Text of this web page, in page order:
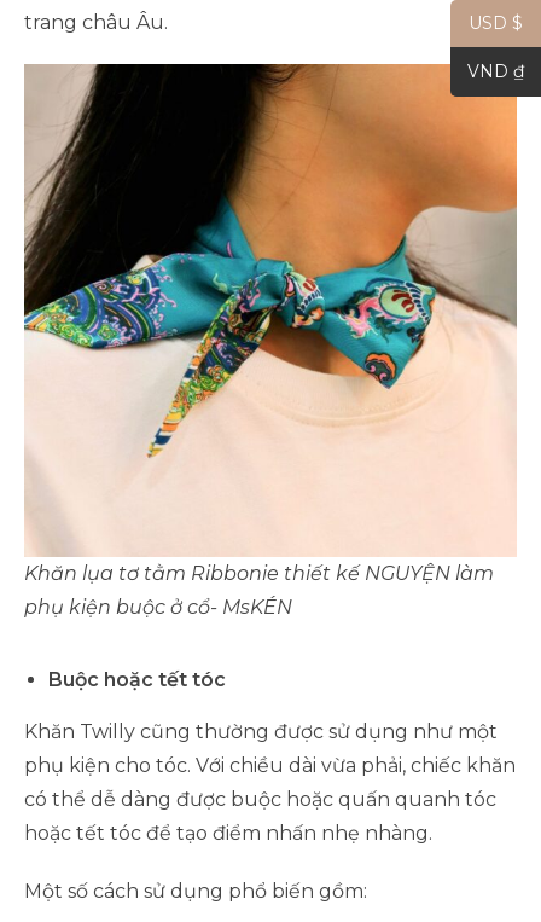
trang châu Âu.
Khăn lụa tơ tằm Ribbonie thiết kế NGUYỆN làm
phụ kiện buộc ở cổ- MsKÉN
Buộc hoặc tết tóc
Khăn Twilly cũng thường được sử dụng như một
phụ kiện cho tóc. Với chiều dài vừa phải, chiếc khăn
có thể dễ dàng được buộc hoặc quấn quanh tóc
hoặc tết tóc để tạo điểm nhấn nhẹ nhàng.
Một số cách sử dụng phổ biến gồm:
USD $
VND ₫